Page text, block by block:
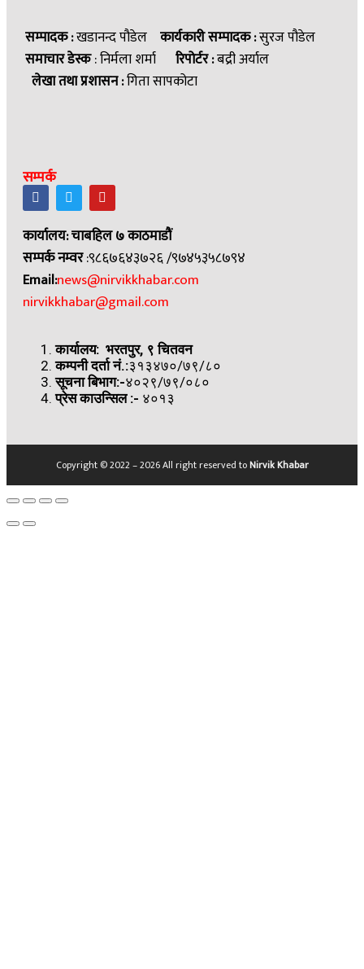
सम्पादक :खडानन्द पौडेल कार्यकारी सम्पादक :सुरज पौडेल
समाचार डेस्क: निर्मला शर्मा रिपोर्टर :बद्री अर्याल
लेखा तथा प्रशासन :गिता सापकोटा
सम्पर्क
कार्यालय: चाबहिल ७ काठमाडौं
सम्पर्क नम्वर:९८६७६४३७२६ /९७४५३५८७९४
Email:news@nirvikkhabar.com
nirvikkhabar@gmail.com
कार्यालय: भरतपुर, ९ चितवन
कम्पनी दर्ता नं.:३१३४७०/७९/८०
सूचना बिभाग:-४०२९/७९/०८०
प्रेस काउन्सिल:- ४०१३
Copyright © 2022 – 2026 All right reserved toNirvik Khabar